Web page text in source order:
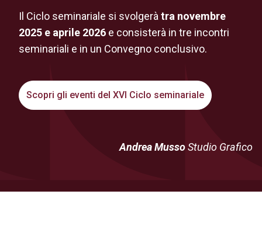
Il Ciclo seminariale si svolgerà tra novembre
2025 e aprile 2026 e consisterà in tre incontri
seminariali e in un Convegno conclusivo.
Scopri gli eventi del XVI Ciclo seminariale
Andrea MussoStudio Grafico